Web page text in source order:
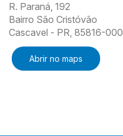
R. Paraná, 192
Bairro São Cristóvão
Cascavel - PR, 85816-000
Abrir no maps